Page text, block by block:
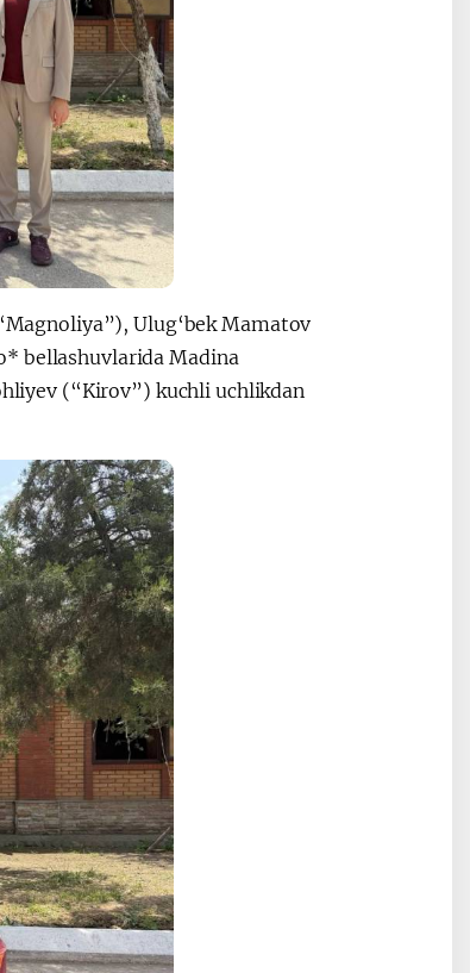
Ulug‘bek Mamatov
bellashuvlarida Madina
(“Kirov”) kuchli uchlikdan